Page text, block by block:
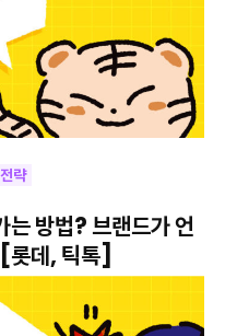
략
방법? 브랜드가 언
롯데, 틱톡]